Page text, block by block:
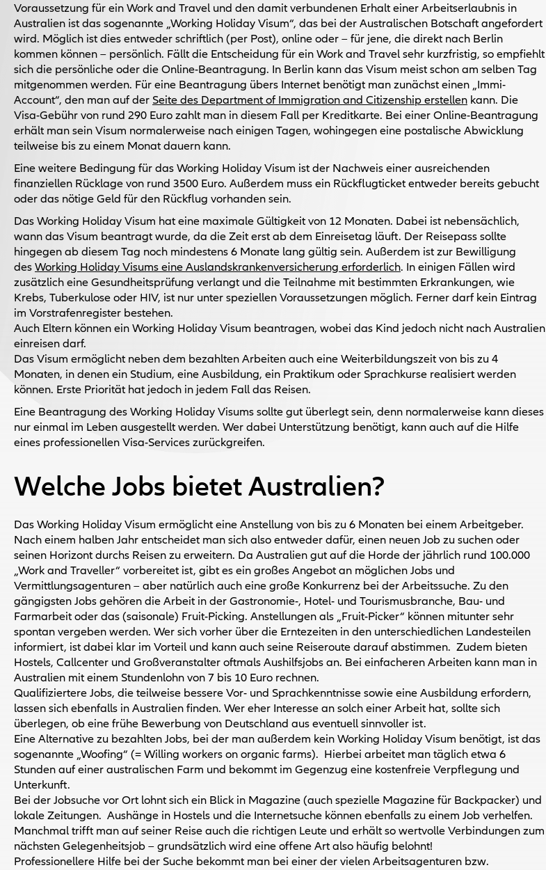
Voraussetzung für ein Work and Travel und den damit verbundenen Erhalt einer Arbeitserlaubnis in
Australien ist das sogenannte „Working Holiday Visum“, das bei der Australischen Botschaft angefordert
wird. Möglich ist dies entweder schriftlich (per Post), online oder – für jene, die direkt nach Berlin
kommen können – persönlich. Fällt die Entscheidung für ein Work and Travel sehr kurzfristig, so empfiehlt
sich die persönliche oder die Online-Beantragung. In Berlin kann das Visum meist schon am selben Tag
mitgenommen werden. Für eine Beantragung übers Internet benötigt man zunächst einen „Immi-
Account“, den man auf der Seite des Department of Immigration and Citizenship erstellen kann. Die
Visa-Gebühr von rund 290 Euro zahlt man in diesem Fall per Kreditkarte. Bei einer Online-Beantragung
erhält man sein Visum normalerweise nach einigen Tagen, wohingegen eine postalische Abwicklung
teilweise bis zu einem Monat dauern kann.
Eine weitere Bedingung für das Working Holiday Visum ist der Nachweis einer ausreichenden
finanziellen Rücklage von rund 3500 Euro. Außerdem muss ein Rückflugticket entweder bereits gebucht
oder das nötige Geld für den Rückflug vorhanden sein.
Das Working Holiday Visum hat eine maximale Gültigkeit von 12 Monaten. Dabei ist nebensächlich,
wann das Visum beantragt wurde, da die Zeit erst ab dem Einreisetag läuft. Der Reisepass sollte
hingegen ab diesem Tag noch mindestens 6 Monate lang gültig sein. Außerdem ist zur Bewilligung
des Working Holiday Visums eine Auslandskrankenversicherung erforderlich. In einigen Fällen wird
zusätzlich eine Gesundheitsprüfung verlangt und die Teilnahme mit bestimmten Erkrankungen, wie
Krebs, Tuberkulose oder HIV, ist nur unter speziellen Voraussetzungen möglich. Ferner darf kein Eintrag
im Vorstrafenregister bestehen.
Auch Eltern können ein Working Holiday Visum beantragen, wobei das Kind jedoch nicht nach Australien
einreisen darf.
Das Visum ermöglicht neben dem bezahlten Arbeiten auch eine Weiterbildungszeit von bis zu 4
Monaten, in denen ein Studium, eine Ausbildung, ein Praktikum oder Sprachkurse realisiert werden
können. Erste Priorität hat jedoch in jedem Fall das Reisen.
Eine Beantragung des Working Holiday Visums sollte gut überlegt sein, denn normalerweise kann dieses
nur einmal im Leben ausgestellt werden. Wer dabei Unterstützung benötigt, kann auch auf die Hilfe
eines professionellen Visa-Services zurückgreifen.
Welche Jobs bietet Australien?
Das Working Holiday Visum ermöglicht eine Anstellung von bis zu 6 Monaten bei einem Arbeitgeber.
Nach einem halben Jahr entscheidet man sich also entweder dafür, einen neuen Job zu suchen oder
seinen Horizont durchs Reisen zu erweitern. Da Australien gut auf die Horde der jährlich rund 100.000
„Work and Traveller“ vorbereitet ist, gibt es ein großes Angebot an möglichen Jobs und
Vermittlungsagenturen – aber natürlich auch eine große Konkurrenz bei der Arbeitssuche. Zu den
gängigsten Jobs gehören die Arbeit in der Gastronomie-, Hotel- und Tourismusbranche, Bau- und
Farmarbeit oder das (saisonale) Fruit-Picking. Anstellungen als „Fruit-Picker“ können mitunter sehr
spontan vergeben werden. Wer sich vorher über die Erntezeiten in den unterschiedlichen Landesteilen
informiert, ist dabei klar im Vorteil und kann auch seine Reiseroute darauf abstimmen. Zudem bieten
Hostels, Callcenter und Großveranstalter oftmals Aushilfsjobs an. Bei einfacheren Arbeiten kann man in
Australien mit einem Stundenlohn von 7 bis 10 Euro rechnen.
Qualifiziertere Jobs, die teilweise bessere Vor- und Sprachkenntnisse sowie eine Ausbildung erfordern,
lassen sich ebenfalls in Australien finden. Wer eher Interesse an solch einer Arbeit hat, sollte sich
überlegen, ob eine frühe Bewerbung von Deutschland aus eventuell sinnvoller ist.
Eine Alternative zu bezahlten Jobs, bei der man außerdem kein Working Holiday Visum benötigt, ist das
sogenannte „Woofing“ (= Willing workers on organic farms). Hierbei arbeitet man täglich etwa 6
Stunden auf einer australischen Farm und bekommt im Gegenzug eine kostenfreie Verpflegung und
Unterkunft.
Bei der Jobsuche vor Ort lohnt sich ein Blick in Magazine (auch spezielle Magazine für Backpacker) und
lokale Zeitungen. Aushänge in Hostels und die Internetsuche können ebenfalls zu einem Job verhelfen.
Manchmal trifft man auf seiner Reise auch die richtigen Leute und erhält so wertvolle Verbindungen zum
nächsten Gelegenheitsjob – grundsätzlich wird eine offene Art also häufig belohnt!
Professionellere Hilfe bei der Suche bekommt man bei einer der vielen Arbeitsagenturen bzw.